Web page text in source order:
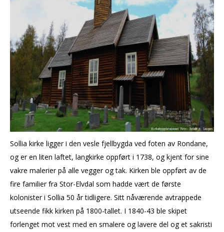
Sollia kirke ligger i den vesle fjellbygda ved foten av Rondane,
og er en liten laftet, langkirke oppført i 1738, og kjent for sine
vakre malerier på alle vegger og tak. Kirken ble oppført av de
fire familier fra Stor-Elvdal som hadde vært de første
kolonister i Sollia 50 år tidligere. Sitt nåværende avtrappede
utseende fikk kirken på 1800-tallet. I 1840-43 ble skipet
forlenget mot vest med en smalere og lavere del og et sakristi